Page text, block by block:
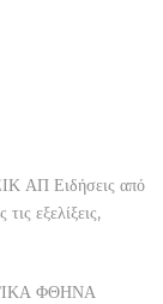
Ειδήσεις από
εξελίξεις,
ΦΘΗΝΑ